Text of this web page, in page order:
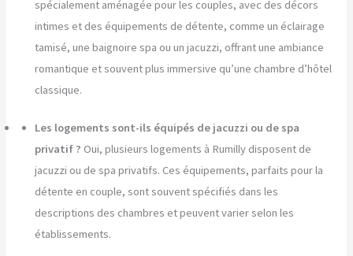
spécialement aménagée pour les couples, avec des décors
intimes et des équipements de détente, comme un éclairage
tamisé, une baignoire spa ou un jacuzzi, offrant une ambiance
romantique et souvent plus immersive qu’une chambre d’hôtel
classique.
Les logements sont-ils équipés de jacuzzi ou de spa
privatif ? Oui, plusieurs logements à Rumilly disposent de
jacuzzi ou de spa privatifs. Ces équipements, parfaits pour la
détente en couple, sont souvent spécifiés dans les
descriptions des chambres et peuvent varier selon les
établissements.